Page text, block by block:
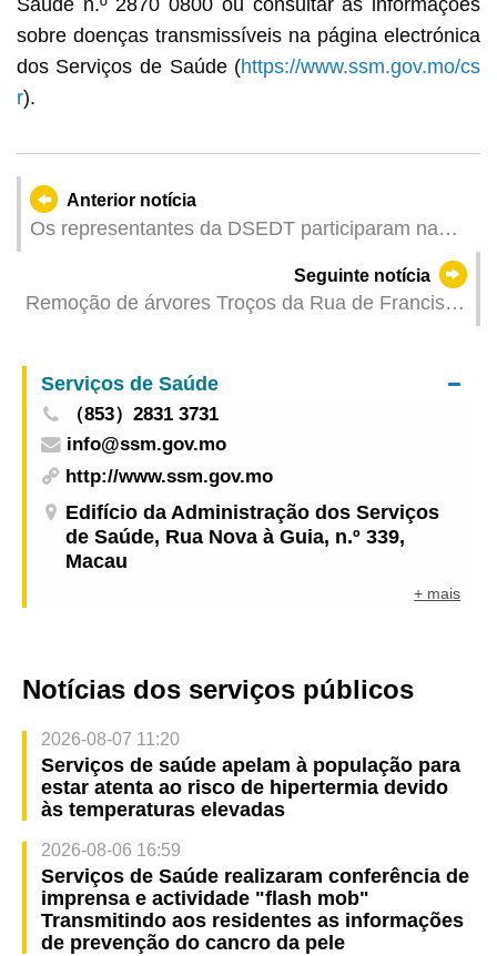
sobre doenças transmissíveis na página electrónica
dos Serviços de Saúde (https://www.ssm.gov.mo/cs
r).
Anterior notícia
Os representantes da DSEDT participaram na
Tecnologia e Inovação da APECSeguinte notícia
Remoção de árvores Troços da Rua de Francisco
trânsito na manhã de 18 de Agosto
Serviços de Saúde
（853）2831 3731
info@ssm.gov.mo
http://www.ssm.gov.mo
Edifício da Administração dos Serviços
de Saúde, Rua Nova à Guia, n.º 339,
Macau
+ mais
Notícias dos serviços públicos
2026-08-07 11:20
Serviços de saúde apelam à população para
estar atenta ao risco de hipertermia devido
às temperaturas elevadas
2026-08-06 16:59
Serviços de Saúde realizaram conferência de
imprensa e actividade "flash mob"
Transmitindo aos residentes as informações
de prevenção do cancro da pele